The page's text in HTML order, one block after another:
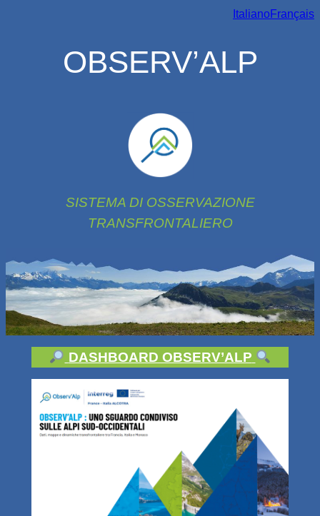
Italiano Français
OBSERV’ALP
SISTEMA DI OSSERVAZIONE
TRANSFRONTALIERO
DASHBOARD OBSERV’ALP